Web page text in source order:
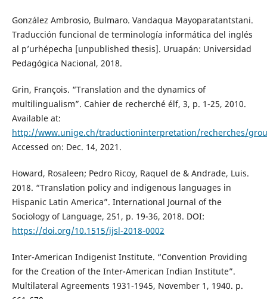
González Ambrosio, Bulmaro. Vandaqua Mayoparatantstani.
Traducción funcional de terminología informática del inglés
al p’urhépecha [unpublished thesis]. Uruapán: Universidad
Pedagógica Nacional, 2018.
Grin, François. “Translation and the dynamics of
multilingualism”. Cahier de recherché élf, 3, p. 1-25, 2010.
Available at:
http://www.unige.ch/traductioninterpretation/recherches/
Accessed on: Dec. 14, 2021.
Howard, Rosaleen; Pedro Ricoy, Raquel de & Andrade, Luis.
2018. “Translation policy and indigenous languages in
Hispanic Latin America”. International Journal of the
Sociology of Language, 251, p. 19-36, 2018. DOI:
https://doi.org/10.1515/ijsl-2018-0002
Inter-American Indigenist Institute. “Convention Providing
for the Creation of the Inter-American Indian Institute”.
Multilateral Agreements 1931-1945, November 1, 1940. p.